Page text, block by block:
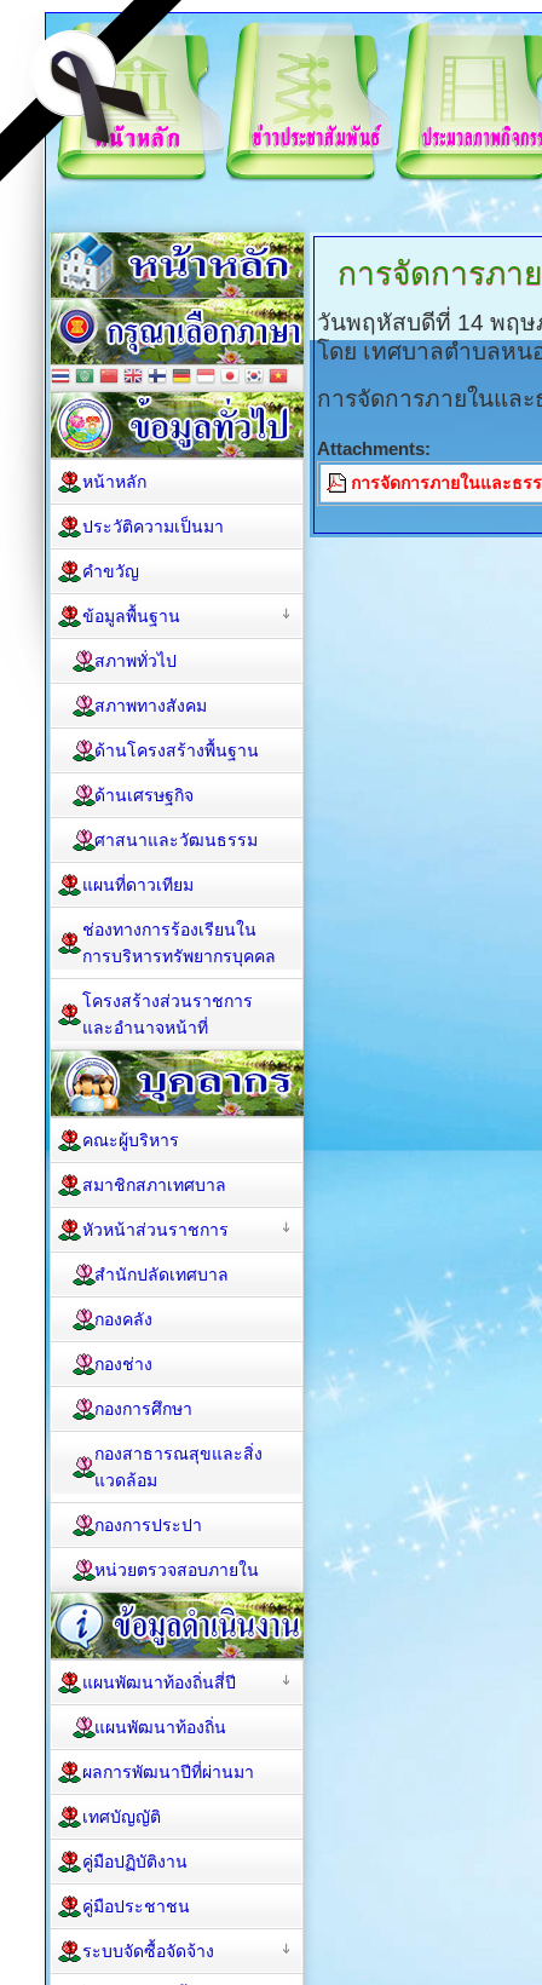
การจัดการภา
วันพฤหัสบดีที่ 14 พฤษ
โดย เทศบาลตำบลหน
การจัดการภายในแล
Attachments:
การจัดการภายในและธ
หน้าหลัก
ประวัติความเป็นมา
คำขวัญ
ข้อมูลพื้นฐาน
สภาพทั่วไป
สภาพทางสังคม
ด้านโครงสร้างพื้นฐาน
ด้านเศรษฐกิจ
ศาสนาและวัฒนธรรม
แผนที่ดาวเทียม
ช่องทางการร้องเรียนใน
การบริหารทรัพยากรบุคคล
โครงสร้างส่วนราชการ
และอำนาจหน้าที่
คณะผู้บริหาร
สมาชิกสภาเทศบาล
หัวหน้าส่วนราชการ
สำนักปลัดเทศบาล
กองคลัง
กองช่าง
กองการศึกษา
กองสาธารณสุขและสิ่ง
แวดล้อม
กองการประปา
หน่วยตรวจสอบภายใน
แผนพัฒนาท้องถิ่นสี่ปี
แผนพัฒนาท้องถิ่น
ผลการพัฒนาปีที่ผ่านมา
เทศบัญญัติ
คู่มือปฏิบัติงาน
คู่มือประชาชน
ระบบจัดซื้อจัดจ้าง